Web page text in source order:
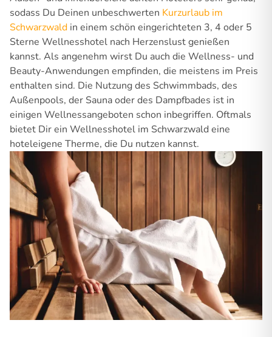
sodass Du Deinen unbeschwerten Kurzurlaub im
Schwarzwald in einem schön eingerichteten 3, 4 oder 5
Sterne Wellnesshotel nach Herzenslust genießen
kannst. Als angenehm wirst Du auch die Wellness- und
Beauty-Anwendungen empfinden, die meistens im Preis
enthalten sind. Die Nutzung des Schwimmbads, des
Außenpools, der Sauna oder des Dampfbades ist in
einigen Wellnessangeboten schon inbegriffen. Oftmals
bietet Dir ein Wellnesshotel im Schwarzwald eine
hoteleigene Therme, die Du nutzen kannst.